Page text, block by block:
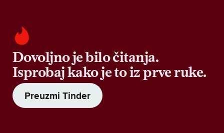
Dovoljno je bilo čitanja.
Isprobaj kako je to iz prve ruke.
Preuzmi Tinder